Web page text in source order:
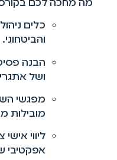
מה מחכה לכם
כלים
והביטחוני.
הבנה
ושל
מפגשי
מובילות
ליווי
אפקטיבי